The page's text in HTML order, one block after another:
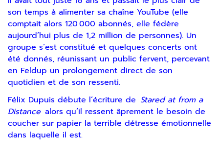
son temps à alimenter sa chaîne YouTube (elle
comptait alors 120 000 abonnés, elle fédère
aujourd’hui plus de 1,2 million de personnes). Un
groupe s’est constitué et quelques concerts ont
été donnés, réunissant un public fervent, percevant
en Feldup un prolongement direct de son
quotidien et de son ressenti.
Félix Dupuis débute l’écriture de Stared at from a
Distancealors qu’il ressent âprement le besoin de
coucher sur papier la terrible détresse émotionnelle
dans laquelle il est.